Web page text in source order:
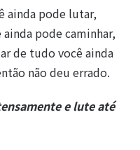
ainda pode lutar,
ainda pode caminhar,
de tudo você ainda
não deu errado.
e lute até